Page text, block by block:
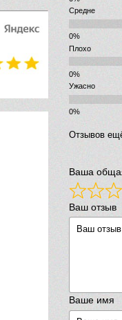
Средне
Плохо
Ужасно
Отзывов
Ваша
Ваш отзыв
Ваше имя